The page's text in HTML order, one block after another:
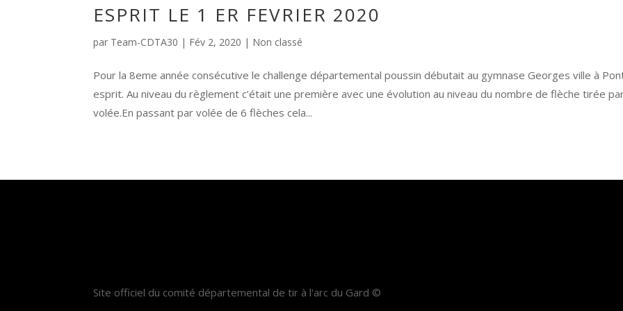
ESPRIT LE 1 ER FEVRIER 2020
par Team-CDTA30 | Fév 2, 2020 | Non classé
Pour la 8eme année consécutive le challenge départemental poussin débutait au gymnase Georges ville à
esprit. Au niveau du règlement c’était une première avec une évolution au niveau du nombre de flèche tirée
volée.En passant par volée de 6 flèches cela...
Site officiel du comité départemental de tir à l'arc du Gard ©